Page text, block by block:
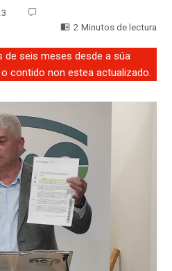
2 Minutos de lectura
de seis meses desde a súa
contido non estea actualizado.